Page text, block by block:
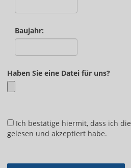
Baujahr:
Haben Sie eine Datei für uns?
Ich bestätige hiermit, dass ich die
gelesen und akzeptiert habe.